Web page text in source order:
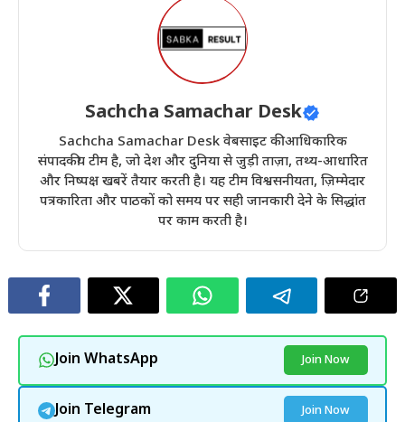
Sachcha Samachar Desk
Sachcha Samachar Desk वेबसाइट की आधिकारिक
संपादकीय टीम है, जो देश और दुनिया से जुड़ी ताज़ा, तथ्य-आधारित
और निष्पक्ष खबरें तैयार करती है। यह टीम विश्वसनीयता, ज़िम्मेदार
पत्रकारिता और पाठकों को समय पर सही जानकारी देने के सिद्धांत
पर काम करती है।
Join WhatsApp Join Now
Join Telegram Join Now